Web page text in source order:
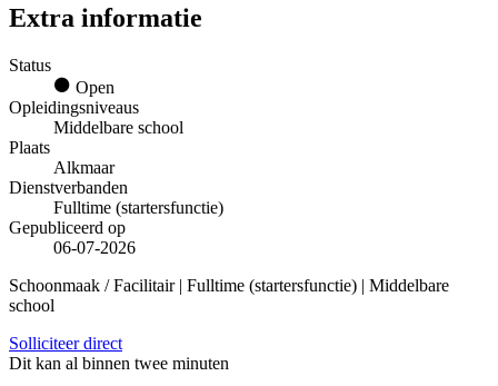
Extra informatie
Status
Open
Opleidingsniveaus
Middelbare school
Plaats
Alkmaar
Dienstverbanden
Fulltime (startersfunctie)
Gepubliceerd op
06-07-2026
Schoonmaak / Facilitair | Fulltime (startersfunctie) | Middelbare
school
Solliciteer direct
Dit kan al binnen twee minuten